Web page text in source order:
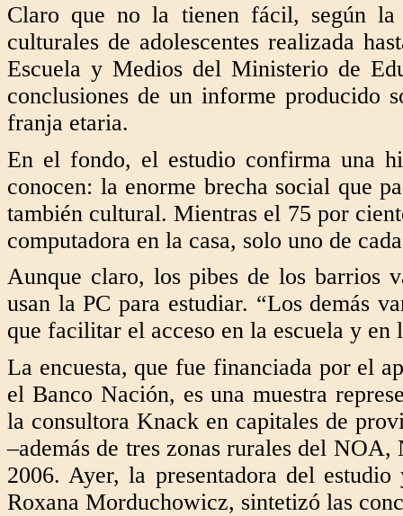
Claro que no la tienen fácil, según la
culturales de adolescentes realizada
Escuela y Medios del Ministerio de
conclusiones de un informe producido
franja etaria.
En el fondo, el estudio confirma una
conocen: la enorme brecha social que
también cultural. Mientras el 75 por
computadora en la casa, solo uno de
Aunque claro, los pibes de los barrios
usan la PC para estudiar. “Los demás
que facilitar el acceso en la escuela y
La encuesta, que fue financiada por el
el Banco Nación, es una muestra
la consultora Knack en capitales de
–además de tres zonas rurales del
2006. Ayer, la presentadora del
Roxana Morduchowicz, sintetizó las